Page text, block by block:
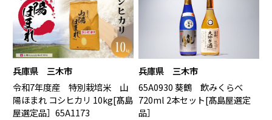
兵庫県 三木市
令和7年度産 特別栽培米 山
陽ほまれ コシヒカリ 10kg[髙島
屋選定品］65A1173
兵庫県 三木市
65A0930 葵鶴 飲みくらべ
720ml 2本セット[髙島屋選定
品］